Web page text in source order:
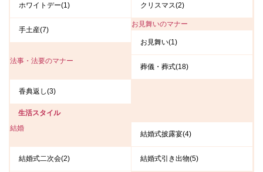
ホワイトデー(1) クリスマス(2)
手土産(7)
お見舞いのマナー
お見舞い(1)
法事・法要のマナー
葬儀・葬式(18)
香典返し(3)
生活スタイル
結婚
結婚式披露宴(4)
結婚式二次会(2) 結婚式引き出物(5)